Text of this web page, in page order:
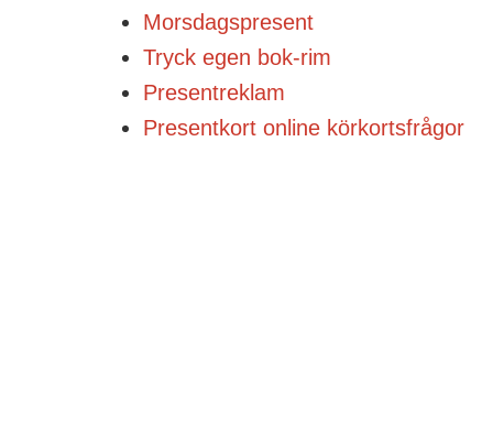
Morsdagspresent
Tryck egen bok-rim
Presentreklam
Presentkort online körkortsfrågor